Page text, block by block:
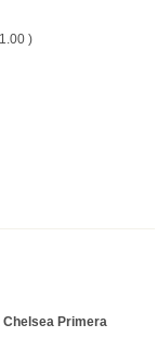
)
Primera